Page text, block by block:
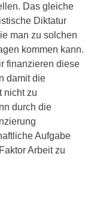
Das gleiche
Diktatur
man zu solchen
kommen kann.
finanzieren diese
damit die
nicht zu
durch die
Aufgabe
Arbeit zu